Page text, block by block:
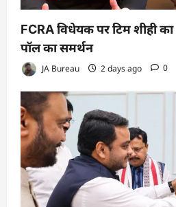
FCRA विधेयक पर टिम शीही
पॉल का समर्थन
JA Bureau 2 days ago 0